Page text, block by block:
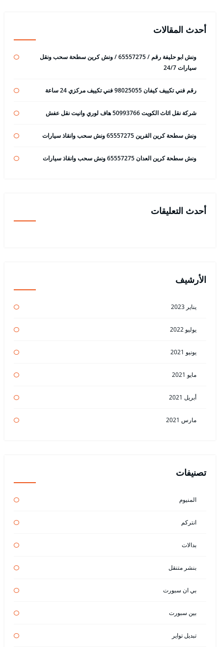
أحدث المقالات
ونش ابو حليفة رقم / 65557275 / ونش كرين سطحة سحب ونقل
سيارات 24/7
رقم فني تكييف كيفان 98025055 فني تكييف مركزي 24 ساعة
شركة نقل اثاث الكويت 50993766 هاف لوري وانيت نقل عفش
ونش سطحة كرين القرين 65557275 ونش سحب وانقاذ سيارات
ونش سطحة كرين العدان 65557275 ونش سحب وانقاذ سيارات
أحدث التعليقات
الأرشيف
يناير 2023
يوليو 2022
يونيو 2021
مايو 2021
أبريل 2021
مارس 2021
تصنيفات
المنيوم
انتركم
بدالات
بنشر متنقل
بي ان سبورت
بين سبورت
تبديل تواير